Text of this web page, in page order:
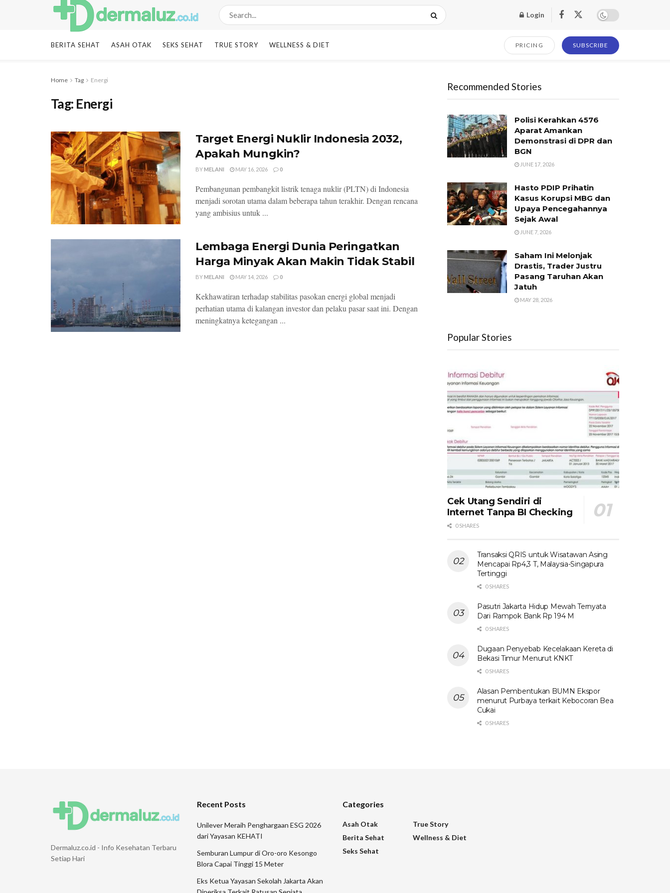
Login
BERITA SEHAT ASAH OTAK SEKS SEHAT TRUE STORY WELLNESS & DIET PRICING SUBSCRIBE
Home Tag Energi
Tag: Energi
Target Energi Nuklir Indonesia 2032,
Apakah Mungkin?
BYMELANI MAY 16, 2026 0
Pembangunan pembangkit listrik tenaga nuklir (PLTN) di Indonesia
menjadi sorotan utama dalam beberapa tahun terakhir. Dengan rencana
yang ambisius untuk ...
Lembaga Energi Dunia Peringatkan
Harga Minyak Akan Makin Tidak Stabil
BYMELANI MAY 14, 2026 0
Kekhawatiran terhadap stabilitas pasokan energi global menjadi
perhatian utama di kalangan investor dan pelaku pasar saat ini. Dengan
meningkatnya ketegangan ...
Recommended Stories
Polisi Kerahkan 4576
Aparat Amankan
Demonstrasi di DPR dan
BGN
JUNE 17, 2026
Hasto PDIP Prihatin
Kasus Korupsi MBG dan
Upaya Pencegahannya
Sejak Awal
JUNE 7, 2026
Saham Ini Melonjak
Drastis, Trader Justru
Pasang Taruhan Akan
Jatuh
MAY 28, 2026
Popular Stories
Cek Utang Sendiri di
Internet Tanpa BI Checking
0 SHARES
Transaksi QRIS untuk Wisatawan Asing
Mencapai Rp4,3 T, Malaysia-Singapura
Tertinggi
0 SHARES
Pasutri Jakarta Hidup Mewah Ternyata
Dari Rampok Bank Rp 194 M
0 SHARES
Dugaan Penyebab Kecelakaan Kereta di
Bekasi Timur Menurut KNKT
0 SHARES
Alasan Pembentukan BUMN Ekspor
menurut Purbaya terkait Kebocoran Bea
Cukai
0 SHARES
Dermaluz.co.id - Info Kesehatan Terbaru
Setiap Hari
Recent Posts
Unilever Meraih Penghargaan ESG 2026
dari Yayasan KEHATI
Semburan Lumpur di Oro-oro Kesongo
Blora Capai Tinggi 15 Meter
Eks Ketua Yayasan Sekolah Jakarta Akan
Categories
Asah Otak
Berita Sehat
Seks Sehat
True Story
Wellness & Diet